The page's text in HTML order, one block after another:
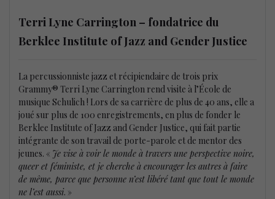
Terri Lyne Carrington – fondatrice du
Berklee Institute of Jazz and Gender Justice
La percussionniste jazz et récipiendaire de trois prix
Grammy® Terri Lyne Carrington rend visite à l’École de
musique Schulich ! Lors de sa carrière de plus de 40 ans, elle a
joué sur plus de 100 enregistrements, en plus de fonder le
Berklee Institute of Jazz and Gender Justice, qui fait partie
intégrante de son travail de porte-parole et de mentor des
jeunes. « Je vise à voir le monde à travers une perspective noire,
queer et féministe, et je cherche à encourager les autres à faire
de même, parce que personne n’est libéré tant que tout le monde
ne l’est aussi. »